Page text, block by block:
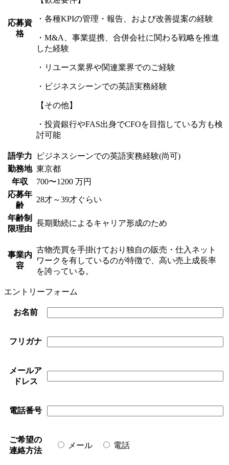
応募資
格
・各種KPIの管理・報告、および改善提案の経験
・M&A、事業提携、合併会社に関わる戦略を推進
した経験
・リユース業界や関連業界でのご経験
・ビジネスシーンでの英語実務経験
【その他】
・投資銀行やFAS出身でCFOを目指している方も検
討可能
語学力
ビジネスシーンでの英語実務経験(尚可)
勤務地 東京都
年収
700〜1200 万円
応募年
齢
28才～39才ぐらい
年齢制
限理由
長期勤続によるキャリア形成のため
事業内
容
古物売買を手掛けており独自の販売・仕入ネット
ワークを有しているのが特徴で、高い売上成長率
を誇っている。
エントリーフォーム
お名前
フリガナ
メールア
ドレス
電話番号
ご希望の
連絡方法
メール 電話